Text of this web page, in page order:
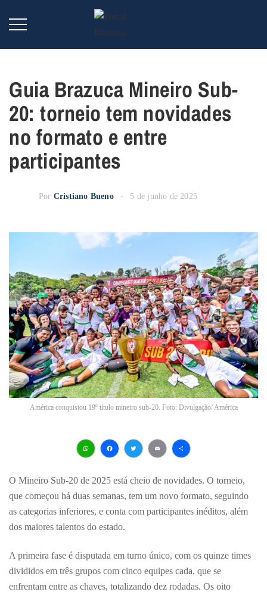
Guia Brazuca Mineiro Sub-
20: torneio tem novidades
no formato e entre
participantes
Por Cristiano Bueno 5 de junho de 2025
América conquistou 19º título mineiro sub-20. Foto: Divulgação/ América
O Mineiro Sub-20 de 2025 está cheio de novidades. O torneio,
que começou há duas semanas, tem um novo formato, seguindo
as categorias inferiores, e conta com participantes inéditos, além
dos maiores talentos do estado.
A primeira fase é disputada em turno único, com os quinze times
divididos em três grupos com cinco equipes cada, que se
enfrentam entre as chaves, totalizando dez rodadas. Os oito